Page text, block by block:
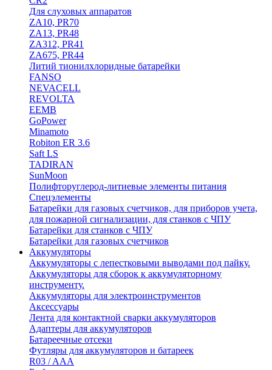
Для слуховых аппаратов
ZA10, PR70
ZA13, PR48
ZA312, PR41
ZA675, PR44
Литий тионилхлоридные батарейки
FANSO
NEVACELL
REVOLTA
EEMB
GoPower
Minamoto
Robiton ER 3.6
Saft LS
TADIRAN
SunMoon
Полифторуглерод-литиевые элементы питания
Спецэлементы
Батарейки для газовых счетчиков, для приборов учета,
для пожарной сигнализации, для станков с ЧПУ
Батарейки для станков с ЧПУ
Батарейки для газовых счетчиков
Аккумуляторы
Аккумуляторы с лепестковыми выводами под пайку.
Аккумуляторы для сборок к аккумуляторному
инструменту.
Аккумуляторы для электроинструментов
Аксессуары
Лента для контактной сварки аккумуляторов
Адаптеры для аккумуляторов
Батареечные отсеки
Футляры для аккумуляторов и батареек
R03 / AAA